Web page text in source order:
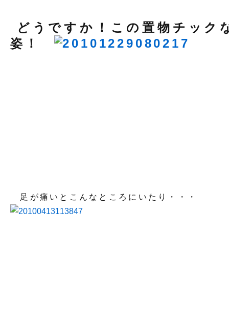
どうですか！この置物チック
姿！
足が痛いとこんなところにいたり・・